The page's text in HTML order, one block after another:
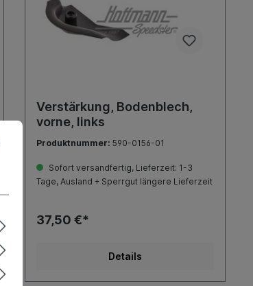
Verstärkung, Bodenblech,
vorne, links
Produktnummer: 590-0156-01
Sofort versandfertig, Lieferzeit: 1-3
Tage, Ausland + Sperrgut längere Lieferzeit
37,50 €*
Details